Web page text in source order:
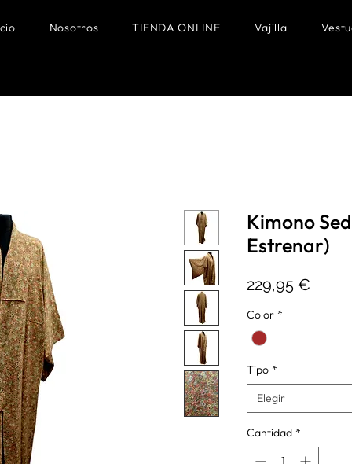
Nosotros TIENDA ONLINE Vajilla
Kimono
Estrenar)
229,95 €
Color *
Tipo *
Elegir
Cantidad *